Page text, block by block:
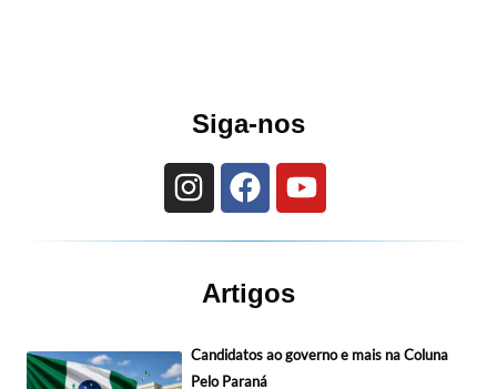
Siga-nos
Artigos
Candidatos ao governo e mais na Coluna
Pelo Paraná